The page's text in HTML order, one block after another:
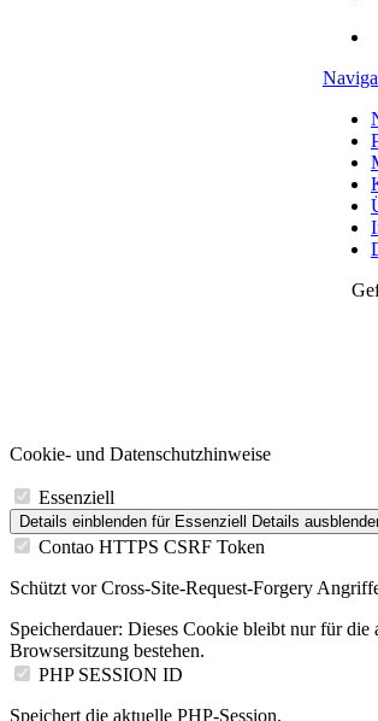
Cookie- und Datenschutzhinweise
Essenziell
Details einblenden für Essenziell Details
Contao HTTPS CSRF Token
Schützt vor Cross-Site-Request-Forgery
Speicherdauer: Dieses Cookie bleibt nur für die
Browsersitzung bestehen.
PHP SESSION ID
Speichert die aktuelle PHP-Session.